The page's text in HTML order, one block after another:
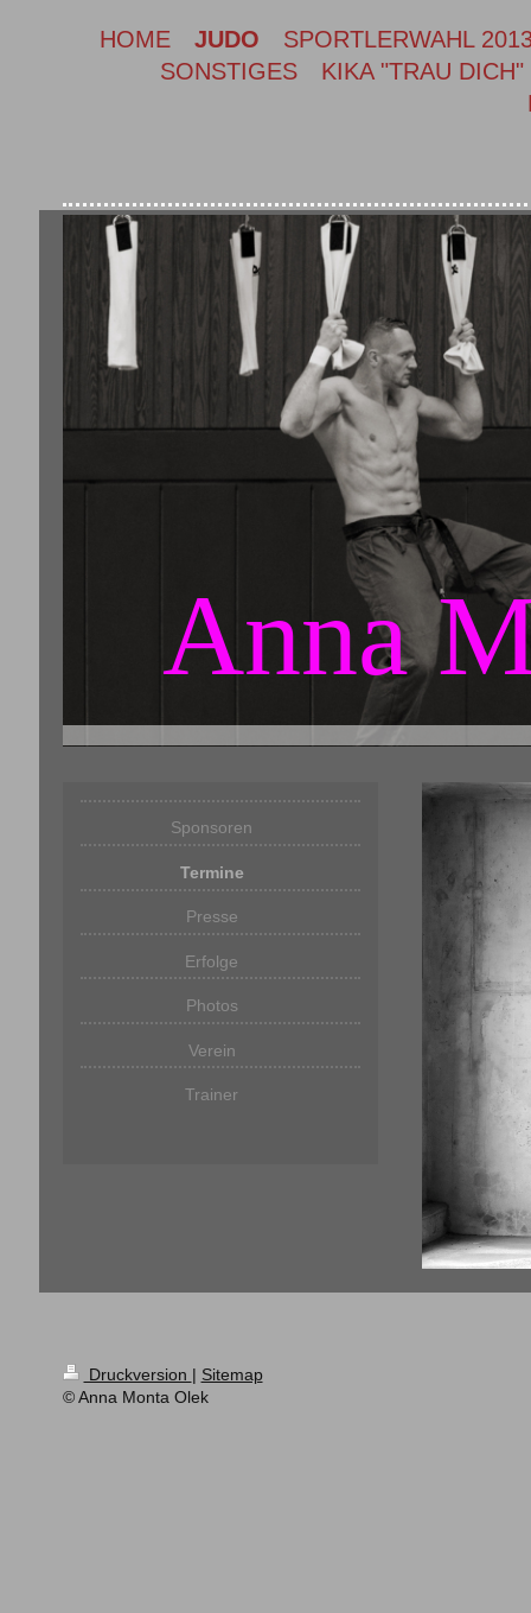
HOME JUDO
SPORTLERWAHL
SONSTIGES
KIKA "TRAU DICH"
Anna
Sponsoren
Termine
Presse
Erfolge
Photos
Verein
Trainer
Druckversion | Sitemap
© Anna Monta Olek